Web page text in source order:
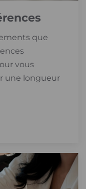
que
vous
une longueur